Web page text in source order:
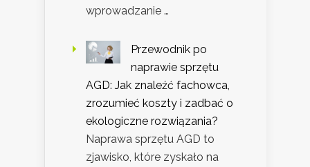
wprowadzanie …
Przewodnik po
naprawie sprzętu
AGD: Jak znaleźć fachowca,
zrozumieć koszty i zadbać o
ekologiczne rozwiązania?
Naprawa sprzętu AGD to
zjawisko, które zyskało na